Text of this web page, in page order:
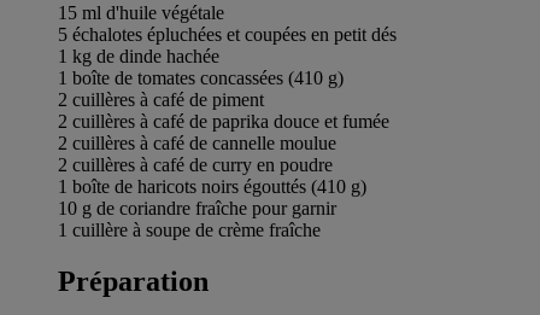
15 ml d'huile végétale
5 échalotes épluchées et coupées en petit dés
1 kg de dinde hachée
1 boîte de tomates concassées (410 g)
2 cuillères à café de piment
2 cuillères à café de paprika douce et fumée
2 cuillères à café de cannelle moulue
2 cuillères à café de curry en poudre
1 boîte de haricots noirs égouttés (410 g)
10 g de coriandre fraîche pour garnir
1 cuillère à soupe de crème fraîche
Préparation